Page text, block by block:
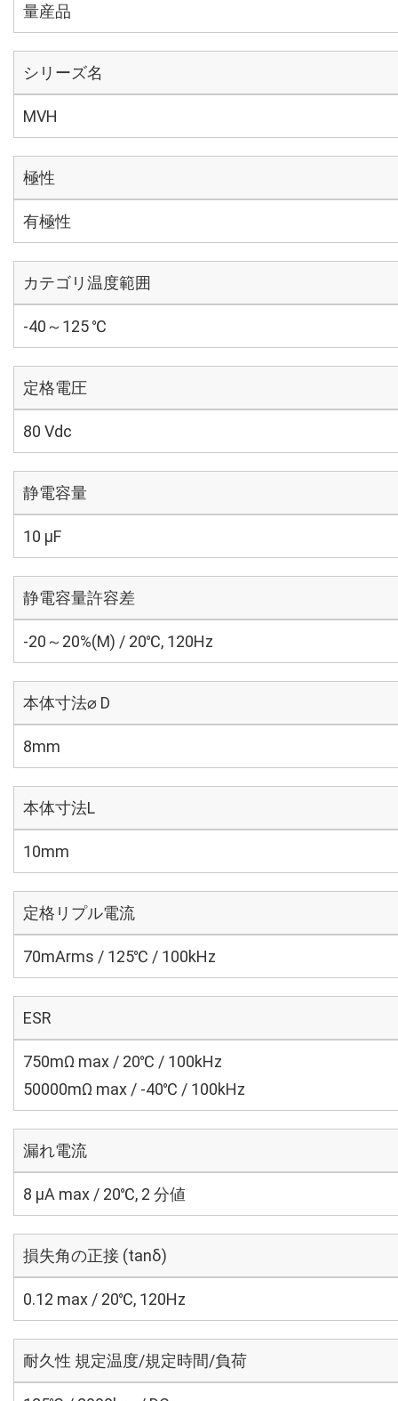
量産品
シリーズ名
MVH
極性
有極性
カテゴリ温度範囲
-40～125 ℃
定格電圧
80 Vdc
静電容量
10 µF
静電容量許容差
-20～20%(M) / 20℃, 120Hz
本体寸法⌀ D
8mm
本体寸法L
10mm
定格リプル電流
70mArms / 125℃ / 100kHz
ESR
750mΩ max / 20℃ / 100kHz
50000mΩ max / -40℃ / 100kHz
漏れ電流
8 μA max / 20℃, 2 分値
損失角の正接 (tanδ)
0.12 max / 20℃, 120Hz
耐久性 規定温度/規定時間/負荷